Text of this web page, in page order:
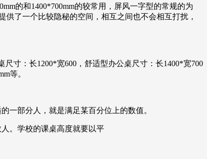
的和1400*700mm的较常用，屏风一字型的常规的为
供了一个比较隐秘的空间，相互之间也不会相互打扰，
寸：长1200*宽600，舒适型办公桌尺寸：长1400*宽700
等。
一部分人，就是满足某百分位上的数值。
。学校的课桌高度就要以平